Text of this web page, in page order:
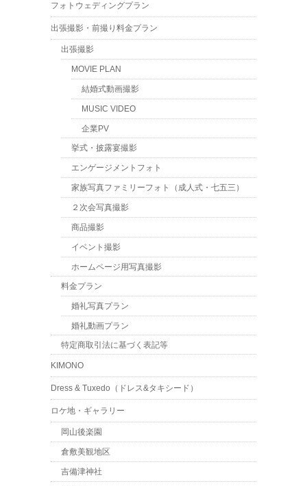
フォトウェディングプラン
出張撮影・前撮り料金プラン
出張撮影
MOVIE PLAN
結婚式動画撮影
MUSIC VIDEO
企業PV
挙式・披露宴撮影
エンゲージメントフォト
家族写真ファミリーフォト（成人式・七五三）
２次会写真撮影
商品撮影
イベント撮影
ホームページ用写真撮影
料金プラン
婚礼写真プラン
婚礼動画プラン
特定商取引法に基づく表記等
KIMONO
Dress & Tuxedo（ドレス&タキシード）
ロケ地・ギャラリー
岡山後楽園
倉敷美観地区
吉備津神社